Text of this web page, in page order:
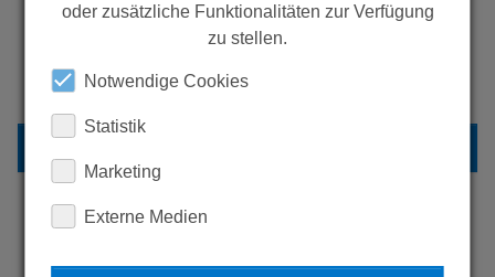
PRODUKTE SEHEN?
oder zusätzliche Funktionalitäten zur Verfügung
zu stellen.
Notwendige Cookies
Statistik
Marketing
Externe Medien